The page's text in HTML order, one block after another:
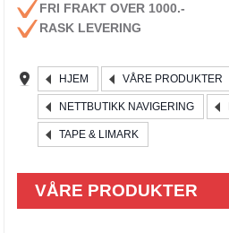
FRI FRAKT OVER 1000.-
RASK LEVERING
HJEM VÅRE PRODUKTER
NETTBUTIKK NAVIGERING
TAPE & LIMARK
VÅRE PRODUKTER